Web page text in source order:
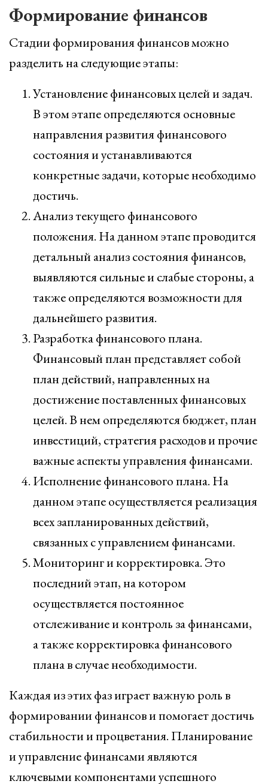
Формирование финансов
Стадии формирования финансов можно
разделить на следующие этапы:
Установление финансовых целей и задач.
В этом этапе определяются основные
направления развития финансового
состояния и устанавливаются
конкретные задачи, которые необходимо
достичь.
Анализ текущего финансового
положения. На данном этапе проводится
детальный анализ состояния финансов,
выявляются сильные и слабые стороны, а
также определяются возможности для
дальнейшего развития.
Разработка финансового плана.
Финансовый план представляет собой
план действий, направленных на
достижение поставленных финансовых
целей. В нем определяются бюджет, план
инвестиций, стратегия расходов и прочие
важные аспекты управления финансами.
Исполнение финансового плана. На
данном этапе осуществляется реализация
всех запланированных действий,
связанных с управлением финансами.
Мониторинг и корректировка. Это
последний этап, на котором
осуществляется постоянное
отслеживание и контроль за финансами,
а также корректировка финансового
плана в случае необходимости.
Каждая из этих фаз играет важную роль в
формировании финансов и помогает достичь
стабильности и процветания. Планирование
и управление финансами являются
ключевыми компонентами успешного